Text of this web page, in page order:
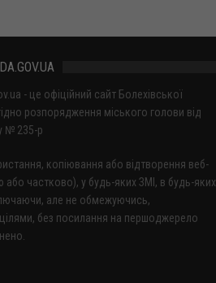
- це офіційний сайт Болехівської
розпорядження міського голови від
№ 235-р
копіювання або відтворення веб-
або частково), у будь-яких ЗМІ, в будь-яких
але не обмежуючись,
без посилання на першоджерело